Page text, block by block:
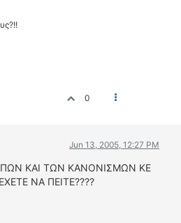
0
Jun 13, 2005, 12:27 PM
ΚΑΙ ΤΩΝ ΚΑΝΟΝΙΣΜΩΝ ΚΕ
ΝΑ ΠΕΙΤΕ????